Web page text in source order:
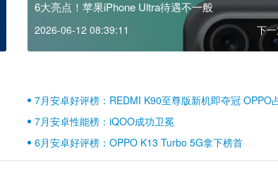
6大亮点！苹果iPhone Ultra待遇不一般
2026-06-12 08:39:11 下
7月安卓好评榜：REDMI K90至尊版新机即夺冠 OPPO
壁江山
7月安卓性能榜：iQOO成功卫冕
6月安卓好评榜：OPPO K13 Turbo 5G拿下榜首